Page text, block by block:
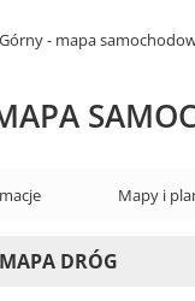
- mapa
Mapy i
DRÓG